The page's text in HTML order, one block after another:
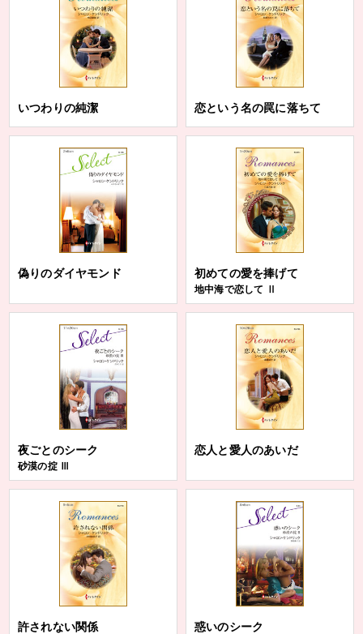
いつわりの純潔 恋という名の罠に落ちて
偽りのダイヤモンド 初めての愛を捧げて
地中海で恋して Ⅱ
夜ごとのシーク
砂漠の掟 Ⅲ
恋人と愛人のあいだ
許されない関係 惑いのシーク